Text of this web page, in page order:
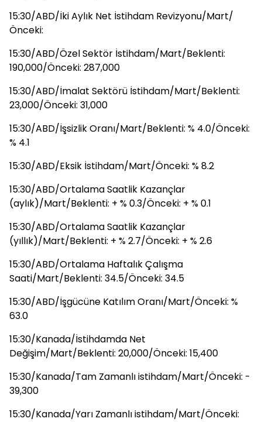
15:30/ABD/İki Aylık Net İstihdam Revizyonu/Mart/
Önceki:
15:30/ABD/Özel Sektör İstihdam/Mart/Beklenti:
190,000/Önceki: 287,000
15:30/ABD/İmalat Sektörü İstihdam/Mart/Beklenti:
23,000/Önceki: 31,000
15:30/ABD/İşsizlik Oranı/Mart/Beklenti: % 4.0/Önceki:
% 4.1
15:30/ABD/Eksik İstihdam/Mart/Önceki: % 8.2
15:30/ABD/Ortalama Saatlik Kazançlar
(aylık)/Mart/Beklenti: + % 0.3/Önceki: + % 0.1
15:30/ABD/Ortalama Saatlik Kazançlar
(yıllık)/Mart/Beklenti: + % 2.7/Önceki: + % 2.6
15:30/ABD/Ortalama Haftalık Çalışma
Saati/Mart/Beklenti: 34.5/Önceki: 34.5
15:30/ABD/İşgücüne Katılım Oranı/Mart/Önceki: %
63.0
15:30/Kanada/İstihdamda Net
Değişim/Mart/Beklenti: 20,000/Önceki: 15,400
15:30/Kanada/Tam Zamanlı istihdam/Mart/Önceki: -
39,300
15:30/Kanada/Yarı Zamanlı istihdam/Mart/Önceki: